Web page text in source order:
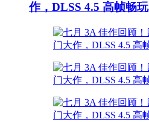
作，DLSS 4.5 高帧畅玩